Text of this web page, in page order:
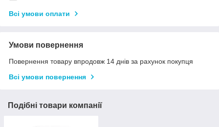
Всі умови оплати
Умови повернення
Повернення товару впродовж 14 днів за рахунок покупця
Всі умови повернення
Подібні товари компанії